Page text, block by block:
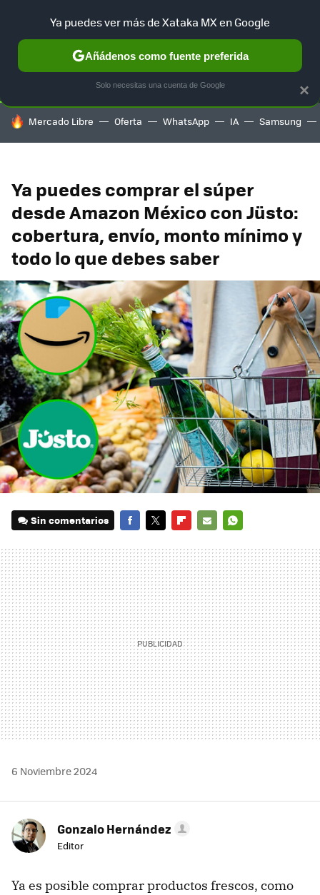
SELECCIÓN GAMING HOME AUTO TERRITORIO
HOY SE HABLA DE
Mercado Libre Oferta WhatsApp IA Samsung
Ya puedes comprar el súper
desde Amazon México con Jüsto:
cobertura, envío, monto mínimo y
todo lo que debes saber
Sin comentarios
MAIL
6 Noviembre 2024
Gonzalo Hernández
Editor
Ya es posible comprar productos frescos, como
×
Ya puedes ver más de Xataka MX en Google
Añádenos como fuente preferida
Solo necesitas una cuenta de Google